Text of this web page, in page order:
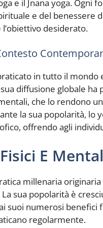
e il Jnana yoga. Ogni
e del benessere
desiderato.
in tutto il
diffusione globale
che lo rendono
la sua popolarità, lo
offrendo agli
E
millenaria
sua popolarità è
suoi numerosi
regolarmente.